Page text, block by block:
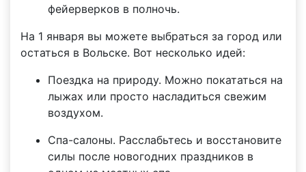
фейерверков в полночь.
На 1 января вы можете выбраться за город или
остаться в Вольске. Вот несколько идей:
Поездка на природу. Можно покататься на
лыжах или просто насладиться свежим
воздухом.
Спа-салоны. Расслабьтесь и восстановите
силы после новогодних праздников в